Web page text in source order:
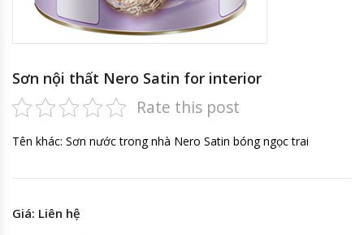
Sơn nội thất Nero Satin for interior
Rate this post
Tên khác: Sơn nước trong nhà Nero Satin bóng ngọc trai
Giá: Liên hệ